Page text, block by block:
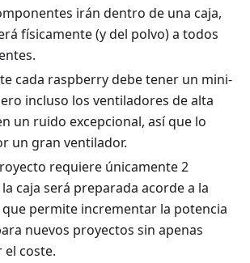
irán dentro de una caja,
físicamente (y del polvo) a todos
cada raspberry debe tener un mini-
incluso los ventiladores de alta
un ruido excepcional, así que lo
un gran ventilador.
requiere únicamente 2
caja será preparada acorde a la
que permite incrementar la potencia
nuevos proyectos sin apenas
coste.